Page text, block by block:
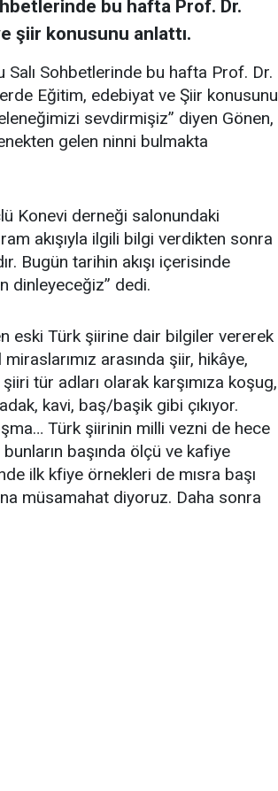
bu hafta Prof. Dr.
şiir konusunu anlattı.
Salı Sohbetlerinde bu hafta Prof. Dr.
Eğitim, edebiyat ve Şiir konusunu
sevdirmişiz” diyen Gönen,
gelen ninni bulmakta
Konevi derneği salonundaki
akışıyla ilgili bilgi verdikten sonra
Bugün tarihin akışı içerisinde
dinleyeceğiz” dedi.
eski Türk şiirine dair bilgiler vererek
arasında şiir, hikâye,
tür adları olarak karşımıza koşug,
kavi, baş/başik gibi çıkıyor.
Türk şiirinin milli vezni de hece
başında ölçü ve kafiye
ilk kfiye örnekleri de mısra başı
müsamahat diyoruz. Daha sonra